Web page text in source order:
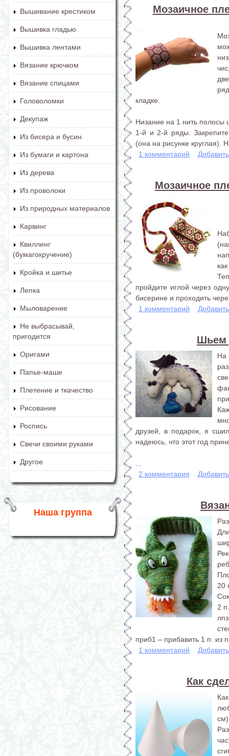
Вышивание крестиком
Вышивка гладью
Вышивка лентами
Вязание крючком
Вязание спицами
Головоломки
Декупаж
Из бисера и бусин
Из бумаги и картона
Из дерева
Из проволоки
Из природных материалов
Карвинг
Квиллинг
(бумагокручение)
Кройка и шитье
Лепка
Мыловарение
Не выбрасывай,
пригодится
Оригами
Папье-маше
Плетение и ткачество
Рисование
Роспись
Свечи своими руками
Другое
Наша группа
Мозаичное
кладке.
Низание на 1 нить полосы
1-й и 2-й ряды.
(она на рисунке круглая).
1 комментарий
Мозаичное
пройдите иглой через
бисерине и проходить
1 комментарий
Шьем
На
друзей, в подарок, я
надеюсь, что этот год
2 комментария
20
2
приб1 – прибавить 1 п. из
1 комментарий
Как